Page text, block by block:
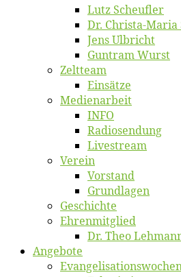
Lutz Scheuf­ler
Dr. Chris­­ta-
Jens Ulb­richt
Gun­tram Wurst
Zelt­team
Ein­sät­ze
Me­di­en­ar­beit
INFO
Ra­dio­sen­dung
Live­stream
Ver­ein
Vor­stand
Grund­la­gen
Ge­schich­te
Eh­ren­mit­glied
Dr. Theo
An­ge­bo­te